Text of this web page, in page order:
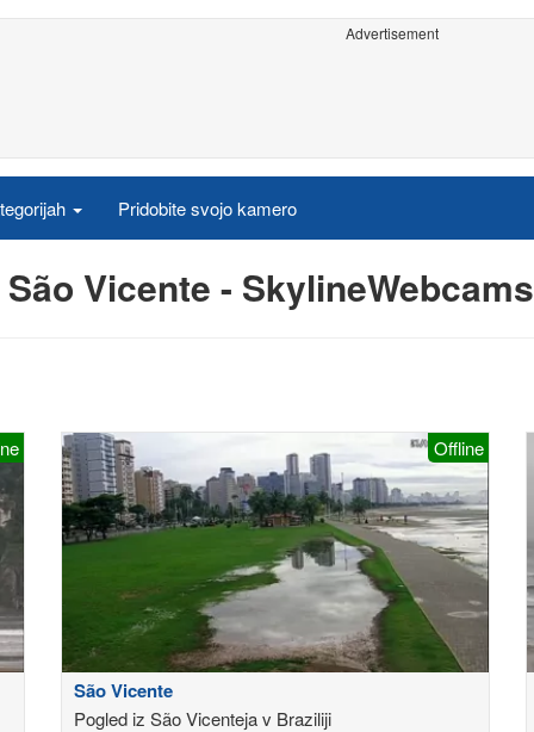
Advertisement
Pridobite svojo kamero
Vicente - SkylineWebcams
Offline
São Vicente
Pogled iz São Vicenteja v Braziliji